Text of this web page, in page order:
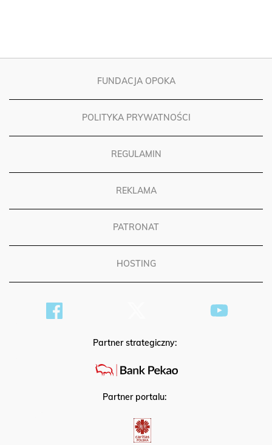
FUNDACJA OPOKA
POLITYKA PRYWATNOŚCI
REGULAMIN
REKLAMA
PATRONAT
HOSTING
Partner strategiczny:
Partner portalu: